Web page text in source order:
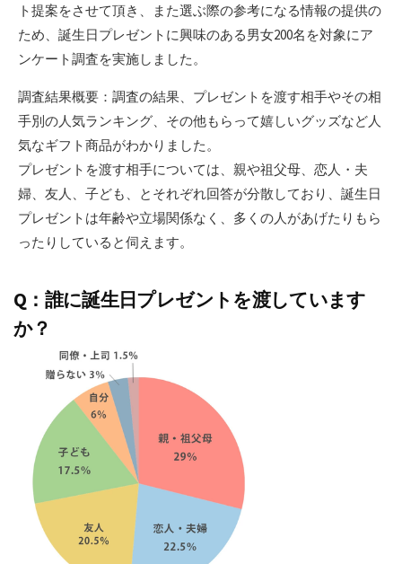
ト提案をさせて頂き、また選ぶ際の参考になる情報の提供の
ため、誕生日プレゼントに興味のある男女200名を対象にア
ンケート調査を実施しました。
調査結果概要：調査の結果、プレゼントを渡す相手やその相
手別の人気ランキング、その他もらって嬉しいグッズなど人
気なギフト商品がわかりました。
プレゼントを渡す相手については、親や祖父母、恋人・夫
婦、友人、子ども、とそれぞれ回答が分散しており、誕生日
プレゼントは年齢や立場関係なく、多くの人があげたりもら
ったりしていると伺えます。
Q：誰に誕生日プレゼントを渡しています
か？